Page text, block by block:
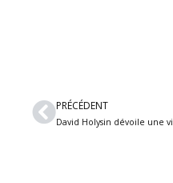
Précédent
PRÉCÉDENT